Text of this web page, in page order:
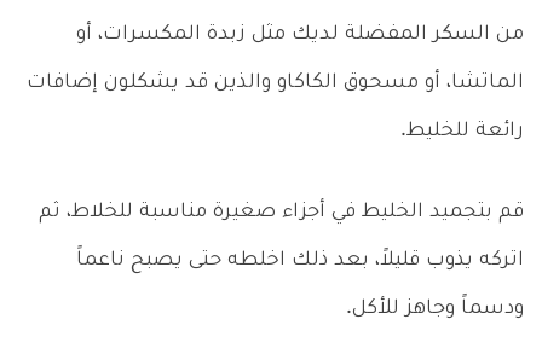
من السكر المفضلة لديك مثل زبدة المكسرات، أو
الماتشا، أو مسحوق الكاكاو والذين قد يشكلون إضافات
رائعة للخليط.
قم بتجميد الخليط في أجزاء صغيرة مناسبة للخلاط، ثم
اتركه يذوب قليلاً، بعد ذلك اخلطه حتى يصبح ناعماً
ودسماً وجاهز للأكل.